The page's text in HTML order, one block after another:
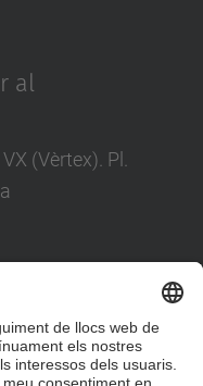
al
(Vèrtex). Pl.